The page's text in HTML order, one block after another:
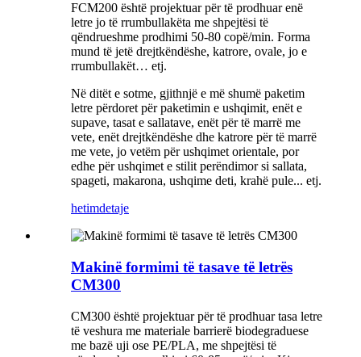
FCM200 është projektuar për të prodhuar enë
letre jo të rrumbullakëta me shpejtësi të
qëndrueshme prodhimi 50-80 copë/min. Forma
mund të jetë drejtkëndëshe, katrore, ovale, jo e
rrumbullakët… etj.
Në ditët e sotme, gjithnjë e më shumë paketim
letre përdoret për paketimin e ushqimit, enët e
supave, tasat e sallatave, enët për të marrë me
vete, enët drejtkëndëshe dhe katrore për të marrë
me vete, jo vetëm për ushqimet orientale, por
edhe për ushqimet e stilit perëndimor si sallata,
spageti, makarona, ushqime deti, krahë pule... etj.
hetimdetaje
Makinë formimi të tasave të letrës
CM300
CM300 është projektuar për të prodhuar tasa letre
të veshura me materiale barrierë biodegraduese
me bazë uji ose PE/PLA, me shpejtësi të